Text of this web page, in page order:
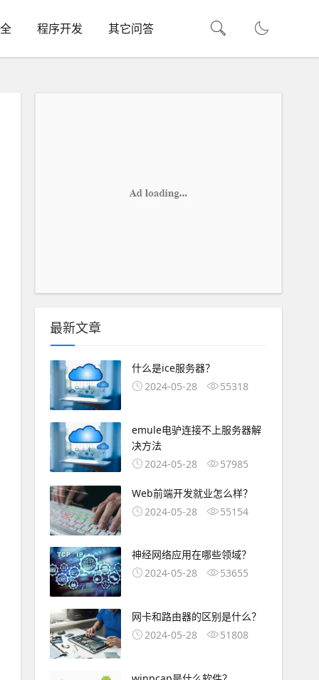
程序开发 其它问答
最新文章
什么是ice服务器？
2024-05-28
55318
emule电驴连接不上服务器解
决方法
2024-05-28
57985
Web前端开发就业怎么样？
2024-05-28
55154
神经网络应用在哪些领域？
2024-05-28
53655
网卡和路由器的区别是什么？
2024-05-28
51808